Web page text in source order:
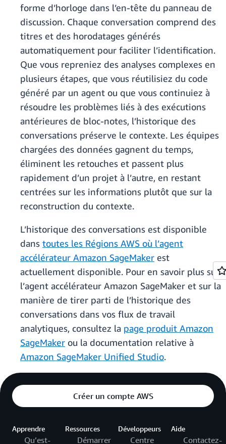
forme d’horloge dans l’en-tête du panneau de
discussion. Chaque conversation comprend des
titres et des horodatages générés
automatiquement pour faciliter l’identification.
Que vous repreniez des analyses complexes en
plusieurs étapes, que vous réutilisiez du code
généré par un agent ou que vous continuiez à
résoudre les problèmes liés à des exécutions
antérieures de bloc-notes, l’historique des
conversations préserve le contexte. Les équipes
chargées des données gagnent du temps,
éliminent les retouches et passent plus
rapidement d’un projet à l’autre, en restant
centrées sur les informations plutôt que sur la
reconstruction du contexte.
L’historique des conversations est disponible
dans toutes les Régions AWS où l’agent
accélérateur Amazon SageMaker est
actuellement disponible. Pour en savoir plus sur
l’agent accélérateur Amazon SageMaker et sur la
manière de tirer parti de l’historique des
conversations dans vos flux de travail
analytiques, consultez la page produit Amazon
SageMaker ou la documentation relative à
Amazon SageMaker Unified Studio.
Créer un compte AWS
Apprendre
Qu’est-
Ressources
Démarrer
Développeurs
Centre
Aide
Contactez-